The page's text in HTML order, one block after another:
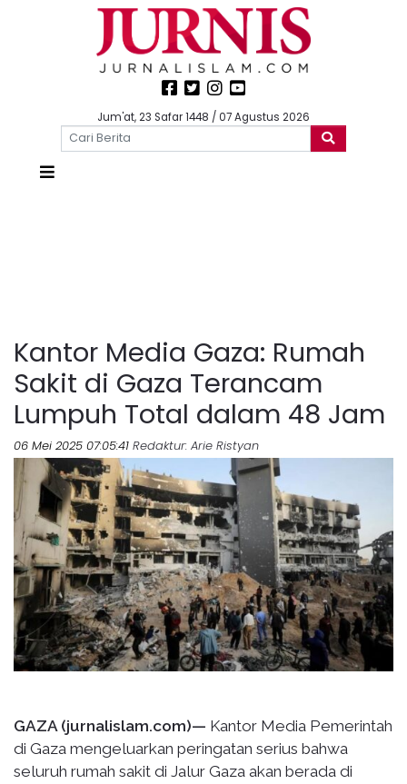
Jum'at, 23 Safar 1448 / 07 Agustus 2026
Kantor Media Gaza: Rumah
Sakit di Gaza Terancam
Lumpuh Total dalam 48 Jam
06 Mei 2025 07:05:41 Redaktur: Arie Ristyan
GAZA (jurnalislam.com)— Kantor Media Pemerintah
di Gaza mengeluarkan peringatan serius bahwa
seluruh rumah sakit di Jalur Gaza akan berada di